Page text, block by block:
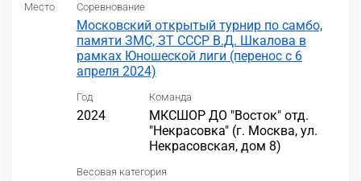
Место Соревнование
Московский открытый турнир по самбо,
памяти ЗМС, ЗТ СССР В.Д. Шкалова в
рамках Юношеской лиги (перенос с 6
апреля 2024)
Год
2024
Команда
МКСШОР ДО "Восток" отд.
"Некрасовка" (г. Москва, ул.
Некрасовская, дом 8)
Весовая категория